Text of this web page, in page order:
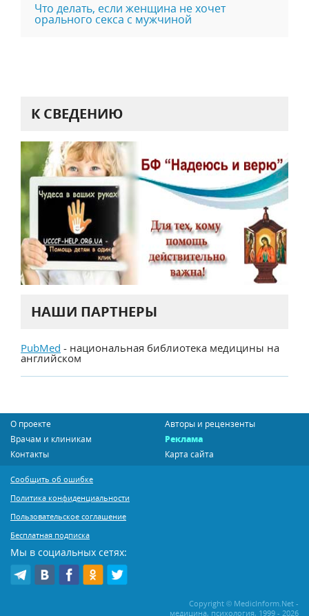
Что делать, если женщина не хочет
орального секса с мужчиной
К СВЕДЕНИЮ
НАШИ ПАРТНЕРЫ
PubMed - национальная библиотека медицины на
английском
О проекте
Авторы и рецензенты
Врачам и клиникам
Реклама
Контакты
Карта сайта
Сообщить об ошибке
Политика конфиденциальности
Пользовательское соглашение
Бесплатная подписка
Мы в социальных сетях:
Copyright © MedicInform.Net -
медицина, психология, 1999 - 2026